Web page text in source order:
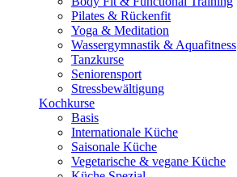
Pilates & Rückenfit
Yoga & Meditation
Wassergymnastik & Aquafitness
Tanzkurse
Seniorensport
Stressbewältigung
Kochkurse
Basis
Internationale Küche
Saisonale Küche
Vegetarische & vegane Küche